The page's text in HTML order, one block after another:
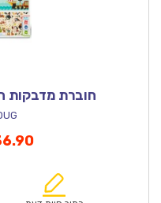
חוברת מדבקות
המחיר
הוא: